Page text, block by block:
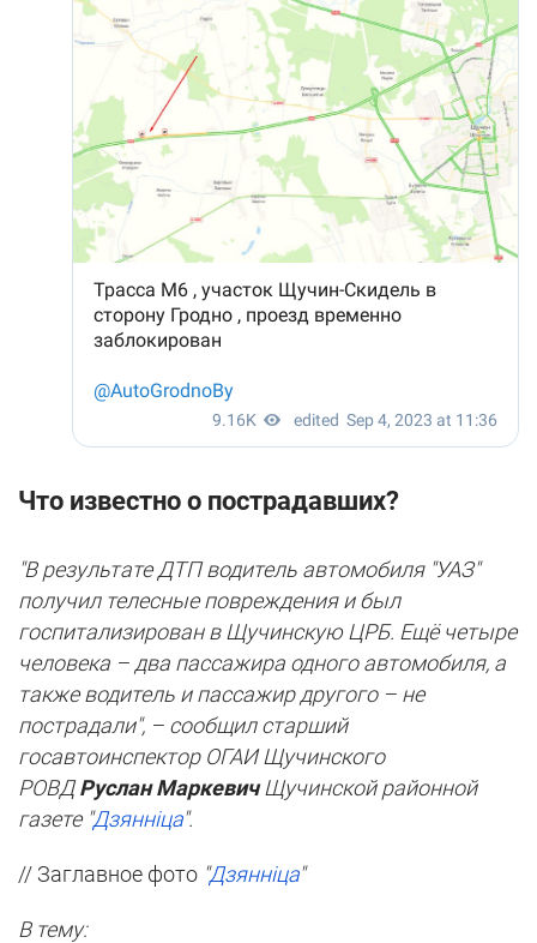
Что известно о пострадавших?
"В результате ДТП водитель автомобиля "УАЗ"
получил телесные повреждения и был
госпитализирован в Щучинскую ЦРБ. Ещё четыре
человека – два пассажира одного автомобиля, а
также водитель и пассажир другого – не
пострадали", – сообщил старший
госавтоинспектор ОГАИ Щучинского
РОВДРуслан МаркевичЩучинской районной
газете "Дзянніца".
// Заглавное фото "Дзянніца"
В тему: